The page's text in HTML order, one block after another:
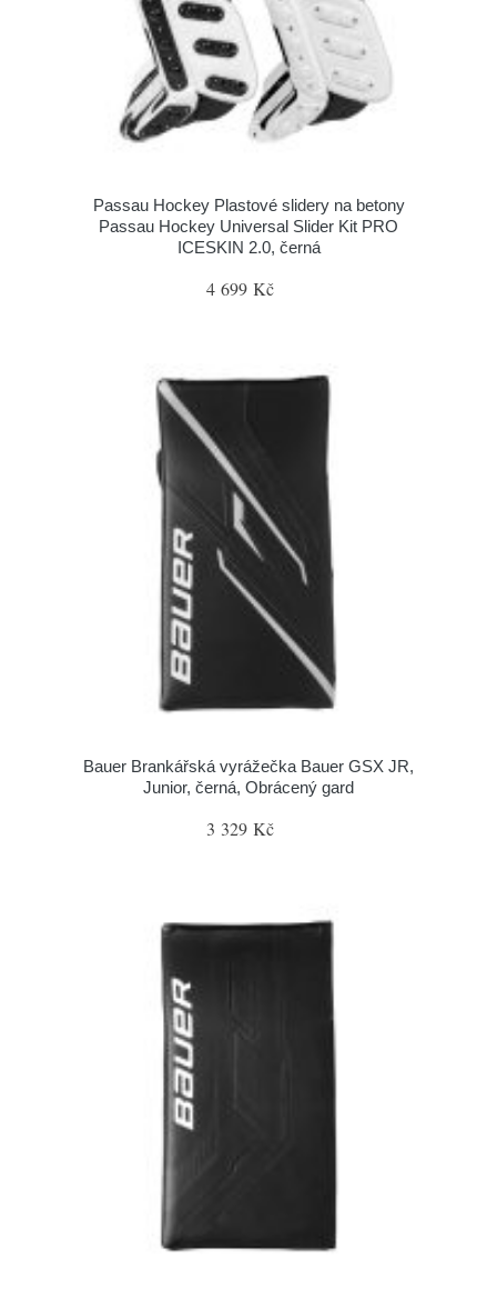
Passau Hockey Plastové slidery na betony
Passau Hockey Universal Slider Kit PRO
ICESKIN 2.0, černá
4 699 Kč
Bauer Brankářská vyrážečka Bauer GSX JR,
Junior, černá, Obrácený gard
3 329 Kč